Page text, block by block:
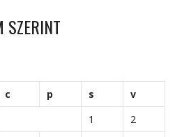
SZERINT
c p s
v
1
2